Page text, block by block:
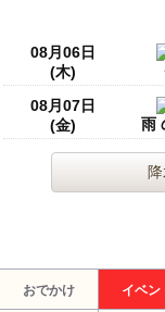
08月06日
(木)
08月07日
(金)
雨
おでかけ イベン